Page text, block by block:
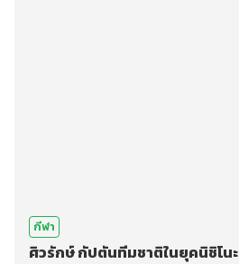
กีฬา
ศิวรักษ์ กัปตันทีมชาติในยุคนิชิโนะ